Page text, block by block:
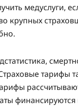
медуслуги,
крупных
тарифы